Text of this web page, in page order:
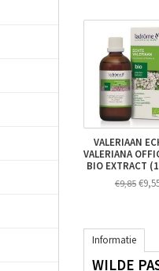
VALERIAAN
VALERIANA
BIO EXTRACT
€9,85
Informatie
WILDE